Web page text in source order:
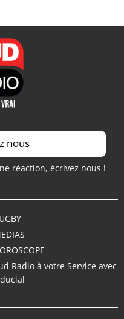
nous
réaction, écrivez nous !
Radio à votre Service avec